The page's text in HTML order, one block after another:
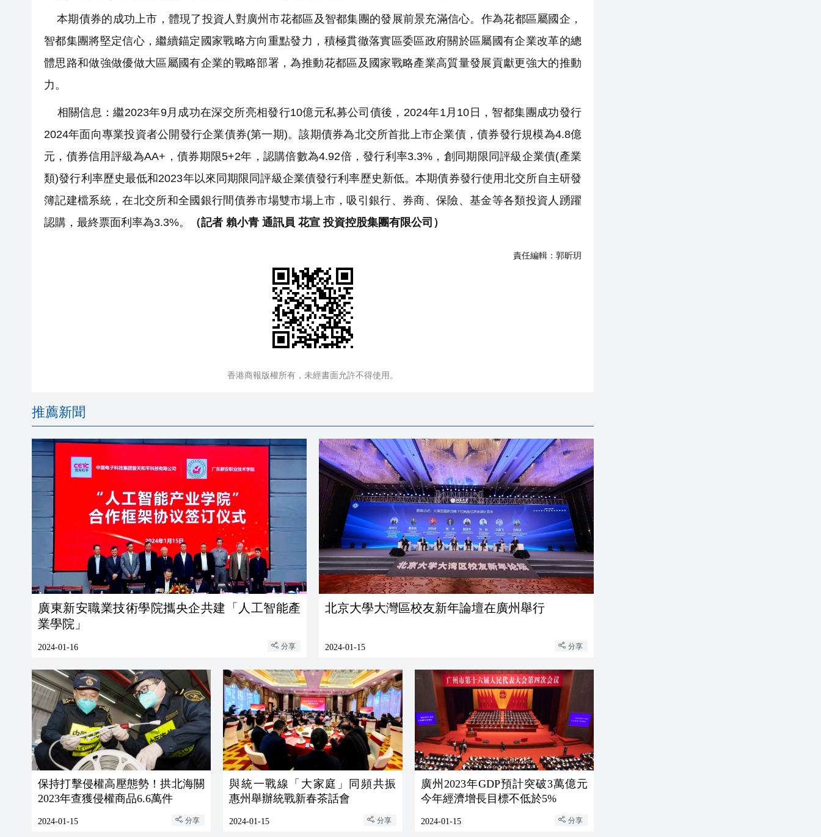
本期債券的成功上市，體現了投資人對廣州市花都區及智都集團的發展前景充滿信心。作為花都區屬國企，
智都集團將堅定信心，繼續錨定國家戰略方向重點發力，積極貫徹落實區委區政府關於區屬國有企業改革的總
體思路和做強做優做大區屬國有企業的戰略部署，為推動花都區及國家戰略產業高質量發展貢獻更強大的推動
力。
相關信息：繼2023年9月成功在深交所亮相發行10億元私募公司債後，2024年1月10日，智都集團成功發行
2024年面向專業投資者公開發行企業債券(第一期)。該期債券為北交所首批上市企業債，債券發行規模為4.8億
元，債券信用評級為AA+，債券期限5+2年，認購倍數為4.92倍，發行利率3.3%，創同期限同評級企業債(產業
類)發行利率歷史最低和2023年以來同期限同評級企業債發行利率歷史新低。本期債券發行使用北交所自主研發
簿記建檔系統，在北交所和全國銀行間債券市場雙市場上市，吸引銀行、券商、保險、基金等各類投資人踴躍
認購，最終票面利率為3.3%。
（記者 賴小青 通訊員 花宣 投資控股集團有限公司）
責任編輯： 郭昕玥
香港商報版權所有，未經書面允許不得使用。
推薦新聞
廣東新安職業技術學院攜央企共建「人工智能產
業學院」
2024-01-16 分享
北京大學大灣區校友新年論壇在廣州舉行
2024-01-15 分享
保持打擊侵權高壓態勢！拱北海關
2023年查獲侵權商品6.6萬件
2024-01-15 分享
與統一戰線「大家庭」同頻共振
惠州舉辦統戰新春茶話會
2024-01-15 分享
廣州2023年GDP預計突破3萬億元
今年經濟增長目標不低於5%
2024-01-15 分享